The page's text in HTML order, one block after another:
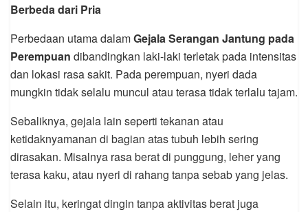
Berbeda dari Pria
Perbedaan utama dalamGejala Serangan Jantung pada
Perempuan dibandingkan laki-laki terletak pada intensitas
dan lokasi rasa sakit. Pada perempuan, nyeri dada
mungkin tidak selalu muncul atau terasa tidak terlalu tajam.
Sebaliknya, gejala lain seperti tekanan atau
ketidaknyamanan di bagian atas tubuh lebih sering
dirasakan. Misalnya rasa berat di punggung, leher yang
terasa kaku, atau nyeri di rahang tanpa sebab yang jelas.
Selain itu, keringat dingin tanpa aktivitas berat juga